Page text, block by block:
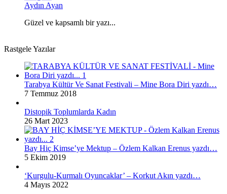
Aydın Ayan
Güzel ve kapsamlı bir yazı...
Rastgele Yazılar
Tarabya Kültür Ve Sanat Festivali – Mine Bora Diri yazdı…
7 Temmuz 2018
Distopik Toplumlarda Kadın
26 Mart 2023
Bay Hiç Kimse’ye Mektup – Özlem Kalkan Erenus yazdı…
5 Ekim 2019
‘Kurgulu-Kurmalı Oyuncaklar’ – Korkut Akın yazdı…
4 Mayıs 2022